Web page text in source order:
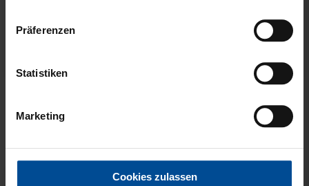
Präferenzen
Statistiken
Marketing
Cookies zulassen
KIDS